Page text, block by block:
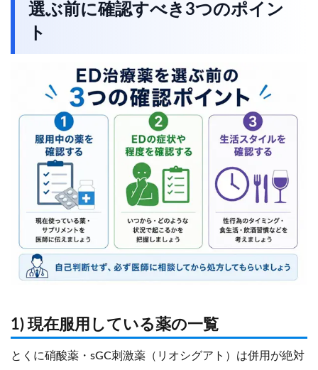
選ぶ前に確認すべき3つのポイン
ト
1) 現在服用している薬の一覧
とくに硝酸薬・sGC刺激薬（リオシグアト）は併用が絶対